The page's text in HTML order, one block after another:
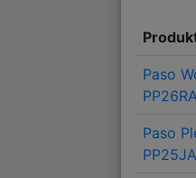
Paso
Paso